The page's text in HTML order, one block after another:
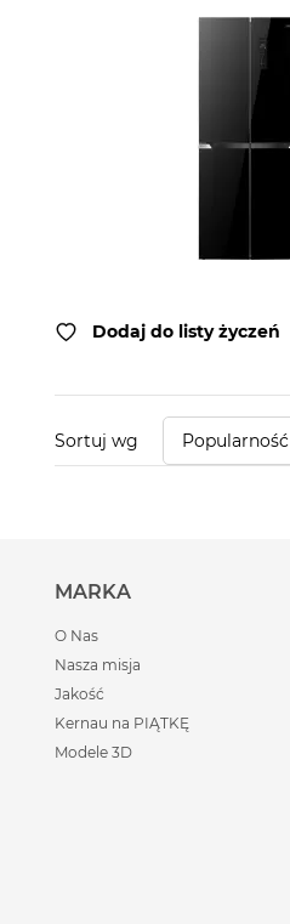
Dodaj do listy życzeń
Sortuj wg Popularność
MARKA
O Nas
Nasza misja
Jakość
Kernau na PIĄTKĘ
Modele 3D